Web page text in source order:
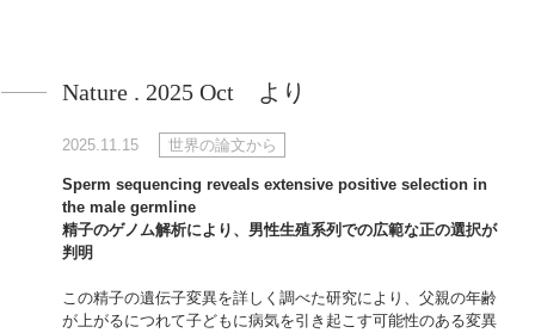
Nature . 2025 Oct より
2025.11.15 世界の論文から
Sperm sequencing reveals extensive positive selection in
the male germline
精子のゲノム解析により、男性生殖系列での広範な正の選択が
判明
この精子の遺伝子変異を詳しく調べた研究により、父親の年齢
が上がるにつれて子どもに病気を引き起こす可能性のある変異